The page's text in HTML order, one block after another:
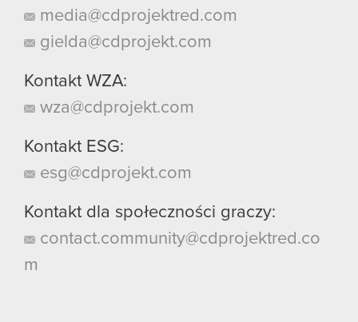
media@cdprojektred.com
gielda@cdprojekt.com
Kontakt WZA:
wza@cdprojekt.com
Kontakt ESG:
esg@cdprojekt.com
Kontakt dla społeczności graczy:
contact.community@cdprojektred.co
m